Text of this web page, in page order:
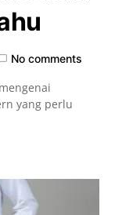
No comments
yang perlu